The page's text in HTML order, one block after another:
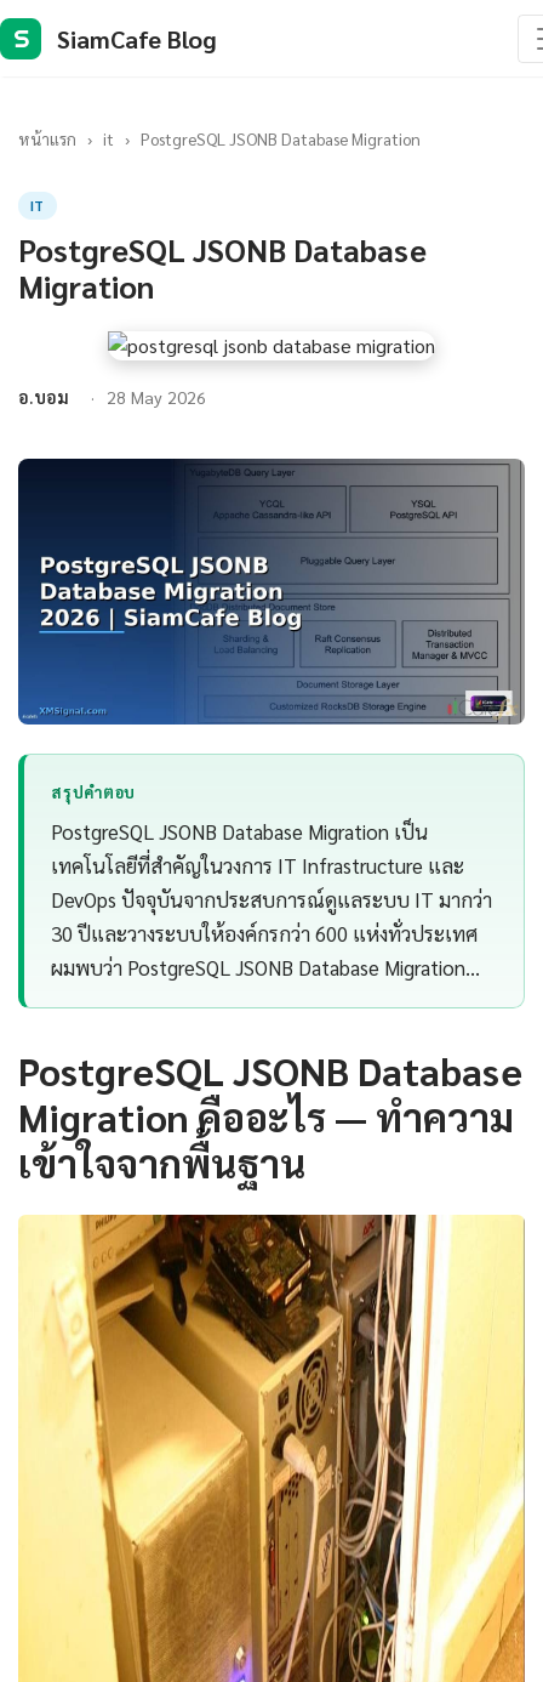
S SiamCafe Blog
หน้าแรก › it › PostgreSQL JSONB Database Migration
IT
PostgreSQL JSONB Database
Migration
อ.บอม 28 May 2026
สรุปคำตอบ
PostgreSQL JSONB Database Migration เป็น
เทคโนโลยีที่สำคัญในวงการ IT Infrastructure และ
DevOps ปัจจุบันจากประสบการณ์ดูแลระบบ IT มากว่า
30 ปีและวางระบบให้องค์กรกว่า 600 แห่งทั่วประเทศ
ผมพบว่า PostgreSQL JSONB Database Migration…
PostgreSQL JSONB Database
Migration คืออะไร — ทำความ
เข้าใจจากพื้นฐาน